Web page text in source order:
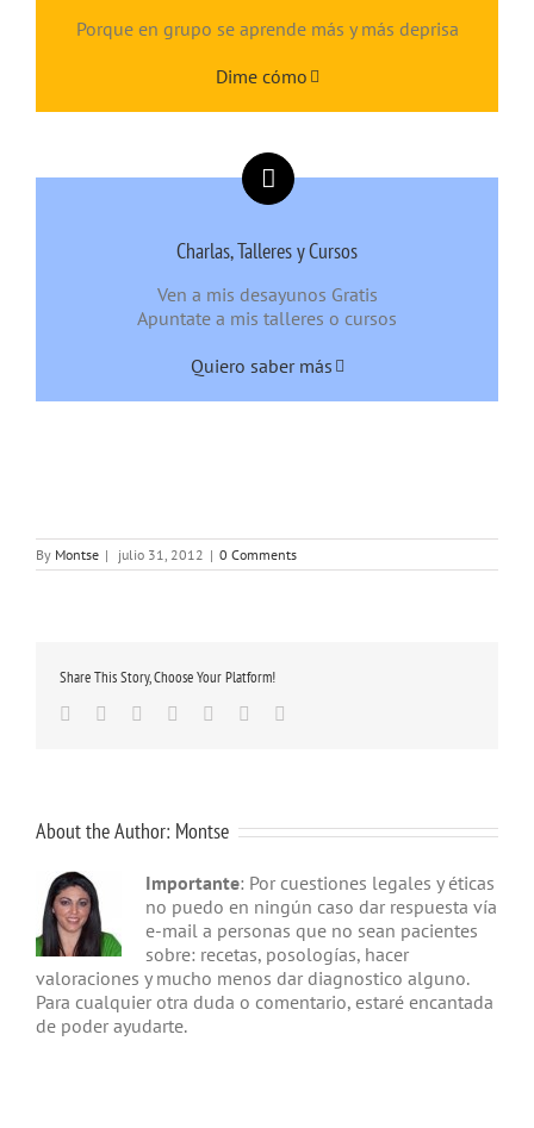
Porque en grupo se aprende más y más deprisa
Dime cómo
Charlas, Talleres y Cursos
Ven a mis desayunos Gratis
Apuntate a mis talleres o cursos
Quiero saber más
By Montse | julio 31, 2012 | 0 Comments
Share This Story, Choose Your Platform!
Facebook
TwitterLinkedinGoogle+
TumblrPinterest
About the Author: Montse
Importante: Por cuestiones legales y éticas
no puedo en ningún caso dar respuesta vía
e-mail a personas que no sean pacientes
sobre: recetas, posologías, hacer
valoraciones y mucho menos dar diagnostico alguno.
Para cualquier otra duda o comentario, estaré encantada
de poder ayudarte.